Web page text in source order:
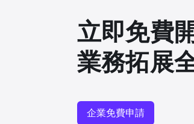
立即免費
業務拓展
企業免費申請